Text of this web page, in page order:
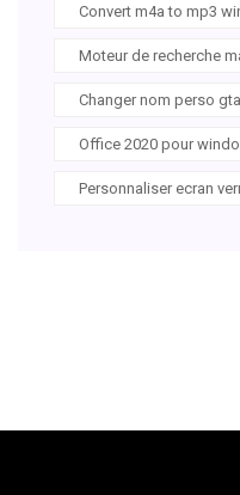
Convert m4a to mp3
Moteur de recherche
Changer nom perso
Office 2020 pour
Personnaliser ecran